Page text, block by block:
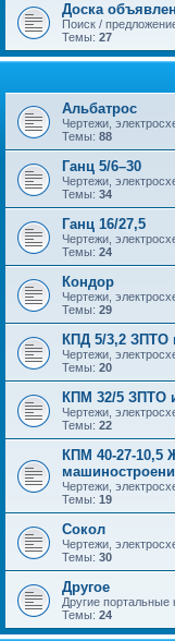
Доска
Поиск /
Темы: 27
Альбатрос
Чертежи,
Темы: 88
Ганц 5/6–30
Чертежи,
Темы: 34
Ганц 16/27,5
Чертежи,
Темы: 24
Кондор
Чертежи,
Темы: 29
КПД 5/3,2 ЗПТО
Чертежи,
Темы: 20
КПМ 32/5 ЗПТО
Чертежи,
Темы: 22
КПМ 40-27-10,5
Чертежи,
Темы: 19
Сокол
Чертежи,
Темы: 30
Другое
Другие
Темы: 24